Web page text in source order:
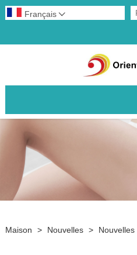
Français 
Maison > Nouvelles >